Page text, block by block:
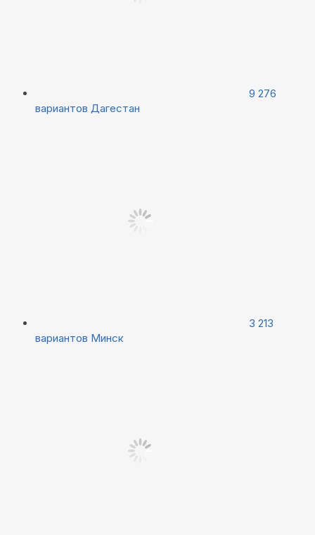
9 276
вариантов Дагестан
3 213
вариантов Минск